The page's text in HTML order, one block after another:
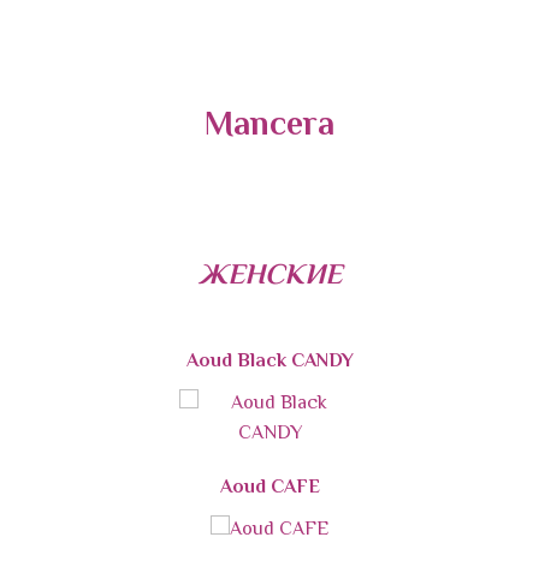
Mancera
ЖЕНСКИЕ
Aoud Black CANDY
Aoud CAFE